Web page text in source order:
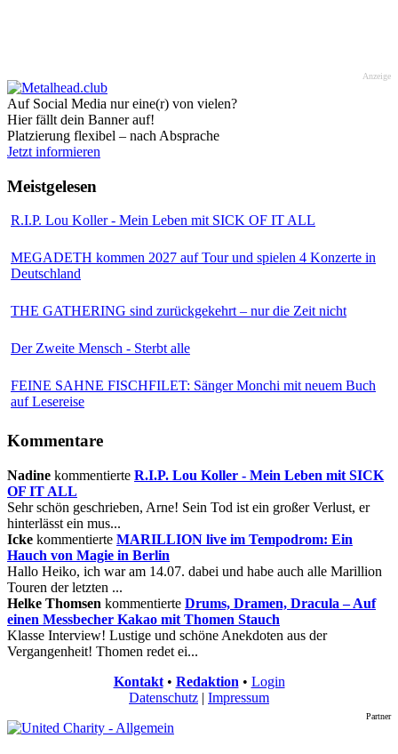
Anzeige
Auf Social Media nur eine(r) von vielen?
Hier fällt dein Banner auf!
Platzierung flexibel – nach Absprache
Jetzt informieren
Meistgelesen
R.I.P. Lou Koller - Mein Leben mit SICK OF IT ALL
MEGADETH kommen 2027 auf Tour und spielen 4 Konzerte in
Deutschland
THE GATHERING sind zurückgekehrt – nur die Zeit nicht
Der Zweite Mensch - Sterbt alle
FEINE SAHNE FISCHFILET: Sänger Monchi mit neuem Buch
auf Lesereise
Kommentare
Nadine kommentierte R.I.P. Lou Koller - Mein Leben mit SICK
OF IT ALL
Sehr schön geschrieben, Arne! Sein Tod ist ein großer Verlust, er
hinterlässt ein mus...
Icke kommentierte MARILLION live im Tempodrom: Ein
Hauch von Magie in Berlin
Hallo Heiko, ich war am 14.07. dabei und habe auch alle Marillion
Touren der letzten ...
Helke Thomsen kommentierte Drums, Dramen, Dracula – Auf
einen Messbecher Kakao mit Thomen Stauch
Klasse Interview! Lustige und schöne Anekdoten aus der
Vergangenheit! Thomen redet ei...
Kontakt• Redaktion • Login
Datenschutz | Impressum
Partner